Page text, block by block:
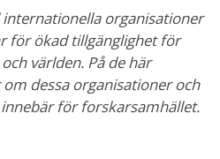
organisationer
för ökad tillgänglighet för
världen. På de här
dessa organisationer och
för forskarsamhället.